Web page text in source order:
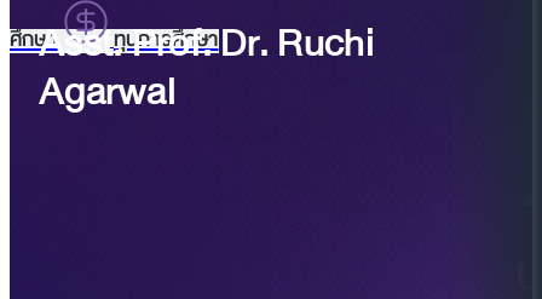
ศึกษา
ทุนการศึกษา
Asst. Prof. Dr. Ruchi
Agarwal